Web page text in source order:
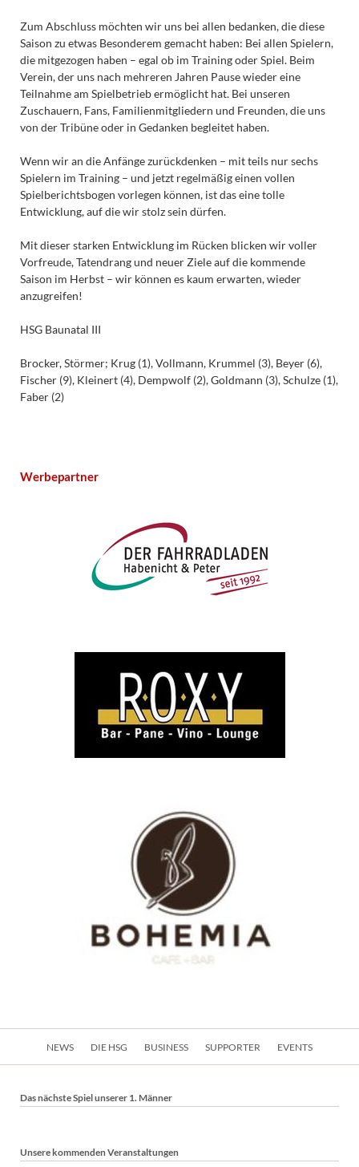
Zum Abschluss möchten wir uns bei allen bedanken, die diese
Saison zu etwas Besonderem gemacht haben: Bei allen Spielern,
die mitgezogen haben – egal ob im Training oder Spiel. Beim
Verein, der uns nach mehreren Jahren Pause wieder eine
Teilnahme am Spielbetrieb ermöglicht hat. Bei unseren
Zuschauern, Fans, Familienmitgliedern und Freunden, die uns
von der Tribüne oder in Gedanken begleitet haben.
Wenn wir an die Anfänge zurückdenken – mit teils nur sechs
Spielern im Training – und jetzt regelmäßig einen vollen
Spielberichtsbogen vorlegen können, ist das eine tolle
Entwicklung, auf die wir stolz sein dürfen.
Mit dieser starken Entwicklung im Rücken blicken wir voller
Vorfreude, Tatendrang und neuer Ziele auf die kommende
Saison im Herbst – wir können es kaum erwarten, wieder
anzugreifen!
HSG Baunatal III
Brocker, Störmer; Krug (1), Vollmann, Krummel (3), Beyer (6),
Fischer (9), Kleinert (4), Dempwolf (2), Goldmann (3), Schulze (1),
Faber (2)
Werbepartner
NEWS DIE HSG BUSINESS SUPPORTER EVENTS
Das nächste Spiel unserer 1. Männer
Unsere kommenden Veranstaltungen